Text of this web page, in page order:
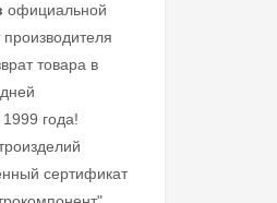
официальной
производителя
товара в
года!
сертификат